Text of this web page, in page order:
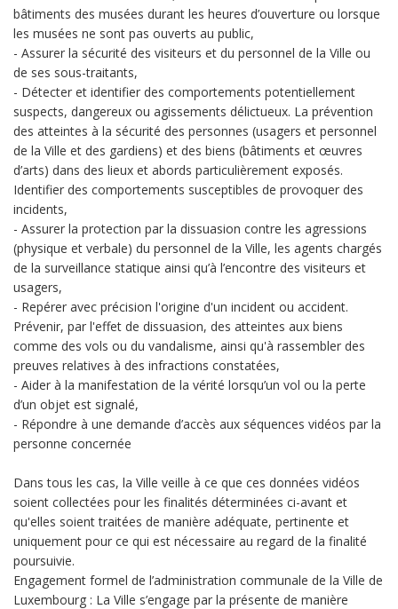
bâtiments des musées durant les heures d’ouverture ou lorsque
les musées ne sont pas ouverts au public,
- Assurer la sécurité des visiteurs et du personnel de la Ville ou
de ses sous-traitants,
- Détecter et identifier des comportements potentiellement
suspects, dangereux ou agissements délictueux. La prévention
des atteintes à la sécurité des personnes (usagers et personnel
de la Ville et des gardiens) et des biens (bâtiments et œuvres
d’arts) dans des lieux et abords particulièrement exposés.
Identifier des comportements susceptibles de provoquer des
incidents,
- Assurer la protection par la dissuasion contre les agressions
(physique et verbale) du personnel de la Ville, les agents chargés
de la surveillance statique ainsi qu’à l’encontre des visiteurs et
usagers,
- Repérer avec précision l'origine d'un incident ou accident.
Prévenir, par l'effet de dissuasion, des atteintes aux biens
comme des vols ou du vandalisme, ainsi qu'à rassembler des
preuves relatives à des infractions constatées,
- Aider à la manifestation de la vérité lorsqu’un vol ou la perte
d’un objet est signalé,
- Répondre à une demande d’accès aux séquences vidéos par la
personne concernée
Dans tous les cas, la Ville veille à ce que ces données vidéos
soient collectées pour les finalités déterminées ci-avant et
qu'elles soient traitées de manière adéquate, pertinente et
uniquement pour ce qui est nécessaire au regard de la finalité
poursuivie.
Engagement formel de l’administration communale de la Ville de
Luxembourg : La Ville s’engage par la présente de manière